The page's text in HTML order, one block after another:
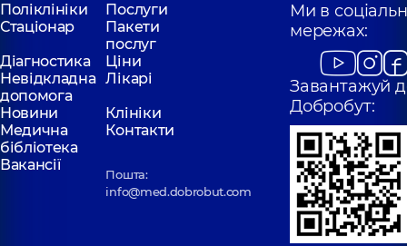
Поліклініки
Послуги
Стаціонар
Пакети
послуг
Діагностика
Ціни
Невідкладна
допомога
Лікарі
Новини
Клініки
Медична
бібліотека
Контакти
Вакансії
Пошта:
info@med.dobrobut.com
Ми в
мережах:
Завантажуй
Добробут: